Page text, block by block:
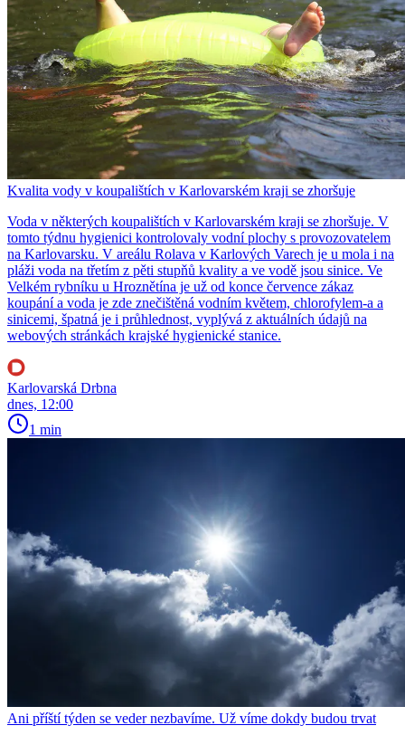
Kvalita vody v koupalištích v Karlovarském kraji se zhoršuje
Voda v některých koupalištích v Karlovarském kraji se zhoršuje. V
tomto týdnu hygienici kontrolovaly vodní plochy s provozovatelem
na Karlovarsku. V areálu Rolava v Karlových Varech je u mola i na
pláži voda na třetím z pěti stupňů kvality a ve vodě jsou sinice. Ve
Velkém rybníku u Hroznětína je už od konce července zákaz
koupání a voda je zde znečištěná vodním květem, chlorofylem-a a
sinicemi, špatná je i průhlednost, vyplývá z aktuálních údajů na
webových stránkách krajské hygienické stanice.
Karlovarská Drbna
dnes, 12:00
1 min
Ani příští týden se veder nezbavíme. Už víme dokdy budou trvat